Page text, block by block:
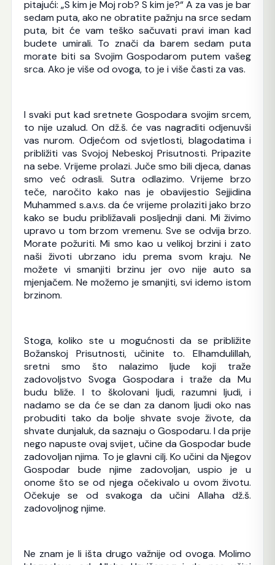
pitajući: „S kim je Moj rob? S kim je?“ A za vas je bar
sedam puta, ako ne obratite pažnju na srce sedam
puta, bit će vam teško sačuvati pravi iman kad
budete umirali. To znači da barem sedam puta
morate biti sa Svojim Gospodarom putem vašeg
srca. Ako je više od ovoga, to je i više časti za vas.
I svaki put kad sretnete Gospodara svojim srcem,
to nije uzalud. On dž.š. će vas nagraditi odjenuvši
vas nurom. Odjećom od svjetlosti, blagodatima i
približiti vas Svojoj Nebeskoj Prisutnosti. Pripazite
na sebe. Vrijeme prolazi. Juče smo bili djeca, danas
smo već odrasli. Sutra odlazimo. Vrijeme brzo
teče, naročito kako nas je obavijestio Sejjidina
Muhammed s.a.v.s. da će vrijeme prolaziti jako brzo
kako se budu približavali posljednji dani. Mi živimo
upravo u tom brzom vremenu. Sve se odvija brzo.
Morate požuriti. Mi smo kao u velikoj brzini i zato
naši životi ubrzano idu prema svom kraju. Ne
možete vi smanjiti brzinu jer ovo nije auto sa
mjenjačem. Ne možemo je smanjiti, svi idemo istom
brzinom.
Stoga, koliko ste u mogućnosti da se približite
Božanskoj Prisutnosti, učinite to. Elhamdulillah,
sretni smo što nalazimo ljude koji traže
zadovoljstvo Svoga Gospodara i traže da Mu
budu bliže. I to školovani ljudi, razumni ljudi, i
nadamo se da će se dan za danom ljudi oko nas
probuditi tako da bolje shvate svoje živote, da
shvate dunjaluk, da saznaju o Gospodaru. I da prije
nego napuste ovaj svijet, učine da Gospodar bude
zadovoljan njima. To je glavni cilj. Ko učini da Njegov
Gospodar bude njime zadovoljan, uspio je u
onome što se od njega očekivalo u ovom životu.
Očekuje se od svakoga da učini Allaha dž.š.
zadovoljnog njime.
Ne znam je li išta drugo važnije od ovoga. Molimo